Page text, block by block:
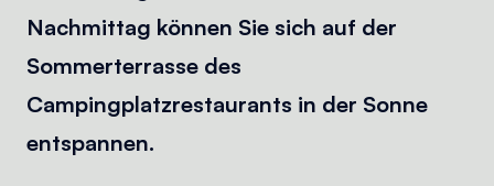
Nachmittag können Sie sich auf der
Sommerterrasse des
Campingplatzrestaurants in der Sonne
entspannen.